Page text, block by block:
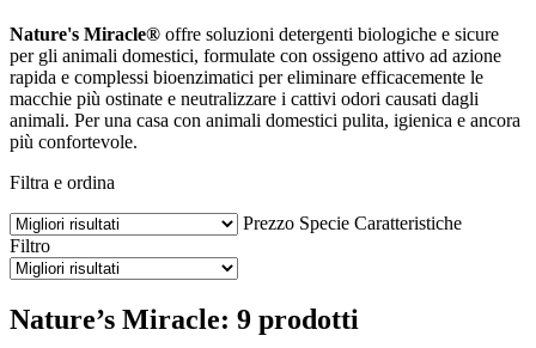
Nature's Miracle® offre soluzioni detergenti biologiche e sicure
per gli animali domestici, formulate con ossigeno attivo ad azione
rapida e complessi bioenzimatici per eliminare efficacemente le
macchie più ostinate e neutralizzare i cattivi odori causati dagli
animali. Per una casa con animali domestici pulita, igienica e ancora
più confortevole.
Filtra e ordina
Prezzo Specie Caratteristiche
Filtro
Nature’s Miracle: 9 prodotti